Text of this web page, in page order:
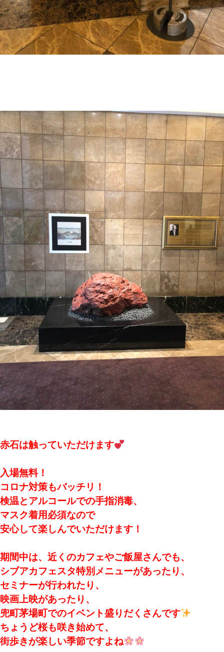
赤石は触っていただけます
入場無料！
コロナ対策もバッチリ！
検温とアルコールでの手指消毒、
マスク着用必須なので
安心して楽しんでいただけます！
期間中は、 近くのカフェやご飯屋さんでも、
シブアカフェスタ特別メニューがあったり、
セミナーが行われたり、
映画上映があったり、
兜町茅場町でのイベント盛りだくさんです
ちょうど桜も咲き始めて、
街歩きが楽しい季節ですよね